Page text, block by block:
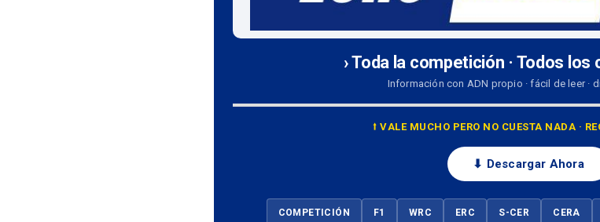
› Toda la competición · Todos
Información con ADN propio · fácil de leer ·
⭡ VALE MUCHO PERO NO CUESTA NADA ·
⬇ Descargar Ahora
COMPETICIÓN F1 WRC ERC S-CER CERA